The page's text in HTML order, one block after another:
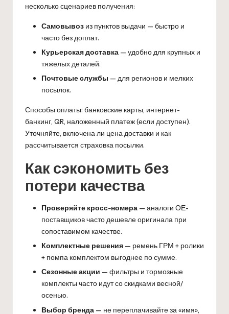
несколько сценариев получения:
Самовывоз из пунктов выдачи — быстро и
часто без доплат.
Курьерская доставка — удобно для крупных и
тяжелых деталей.
Почтовые службы — для регионов и мелких
посылок.
Способы оплаты: банковские карты, интернет-
банкинг, QR, наложенный платеж (если доступен).
Уточняйте, включена ли цена доставки и как
рассчитывается страховка посылки.
Как сэкономить без
потери качества
Проверяйте кросс-номера — аналоги ОЕ-
поставщиков часто дешевле оригинала при
сопоставимом качестве.
Комплектные решения — ремень ГРМ + ролики
+ помпа комплектом выгоднее по сумме.
Сезонные акции — фильтры и тормозные
комплекты часто идут со скидками весной/
осенью.
Выбор бренда — не переплачивайте за «имя»,